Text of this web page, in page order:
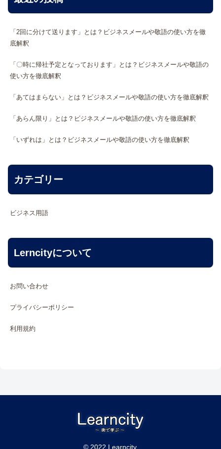
「2回に分けて送ります」とは？ビジネスメールや敬語の使い方を徹
底解釈
「〇時に帰社予定となっております」とは？ビジネスメールや敬語の
使い方を徹底解釈
「あてはまらない」とは？ビジネスメールや敬語の使い方を徹底解釈
「あらん限り」とは？ビジネスメールや敬語の使い方を徹底解釈
「いずれは」とは？ビジネスメールや敬語の使い方を徹底解釈
カテゴリー
ビジネス用語
Lerncityについて
お問い合わせ
プライバシーポリシー
利用規約
© 2022 Learncity.